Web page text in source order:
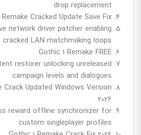
drop replacement
Cracked Update Save Fix
network driver patcher enabling
LAN matchmaking loops
Gothic 1 Remake FREE
restorer unlocking unreleased
campaign levels and dialogues
Crack Updated Windows Version
2026
reward offline synchronizer for
custom singleplayer profiles